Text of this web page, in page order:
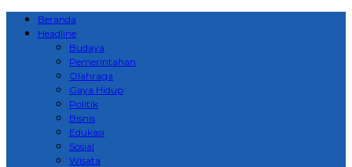
Beranda
Headline
Budaya
Pemerintahan
Olahraga
Gaya Hidup
Politik
Bisnis
Edukasi
Sosial
Wisata